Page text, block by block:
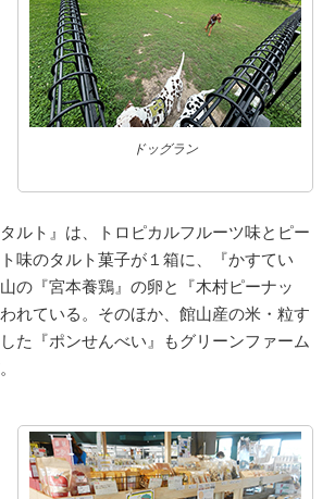
ドッグラン
ルト』は、トロピカルフルーツ味とピー
味のタルト菓子が１箱に、『かすてい
の『宮本養鶏』の卵と『木村ピーナッ
れている。そのほか、館山産の米・粒す
た『ポンせんべい』もグリーンファーム